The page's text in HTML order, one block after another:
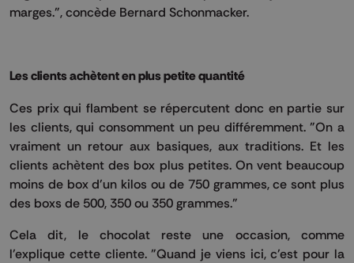
marges.", concède Bernard Schonmacker.
Les clients achètent en plus petite quantité
Ces prix qui flambent se répercutent donc en partie sur
les clients, qui consomment un peu différemment. "On a
vraiment un retour aux basiques, aux traditions. Et les
clients achètent des box plus petites. On vent beaucoup
moins de box d'un kilos ou de 750 grammes, ce sont plus
des boxs de 500, 350 ou 350 grammes."
Cela dit, le chocolat reste une occasion, comme
l'explique cette cliente. "Quand je viens ici, c'est pour la